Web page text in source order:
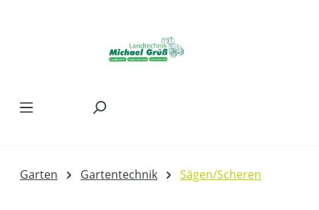
Garten Gartentechnik Sägen/Scheren